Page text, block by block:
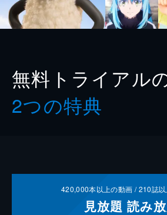
無料トライアル
2つの特典
420,000本以上の動画 /210誌
見放題 読み